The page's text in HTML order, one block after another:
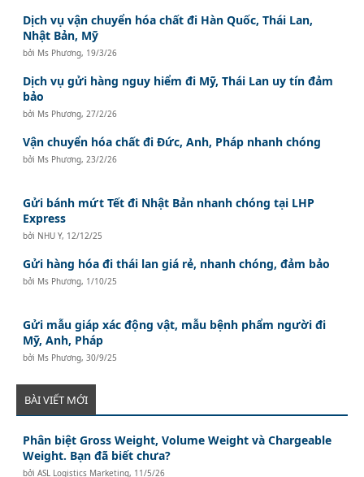
Dịch vụ vận chuyển hóa chất đi Hàn Quốc, Thái Lan,
Nhật Bản, Mỹ
bởi Ms Phương, 19/3/26
Dịch vụ gửi hàng nguy hiểm đi Mỹ, Thái Lan uy tín đảm
bảo
bởi Ms Phương, 27/2/26
Vận chuyển hóa chất đi Đức, Anh, Pháp nhanh chóng
bởi Ms Phương, 23/2/26
Gửi bánh mứt Tết đi Nhật Bản nhanh chóng tại LHP
Express
bởi NHU Y, 12/12/25
Gửi hàng hóa đi thái lan giá rẻ, nhanh chóng, đảm bảo
bởi Ms Phương, 1/10/25
Gửi mẫu giáp xác động vật, mẫu bệnh phẩm người đi
Mỹ, Anh, Pháp
bởi Ms Phương,30/9/25
BÀI VIẾT MỚI
Phân biệt Gross Weight, Volume Weight và Chargeable
Weight. Bạn đã biết chưa?
bởiASL Logistics Marketing, 11/5/26